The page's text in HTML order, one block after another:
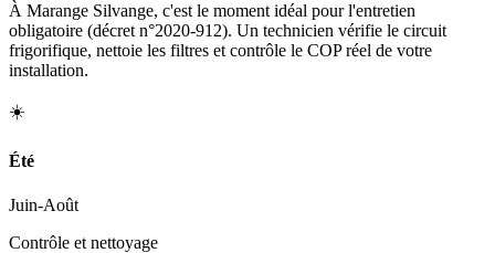
À Marange Silvange, c'est le moment idéal pour l'entretien
obligatoire (décret n°2020-912). Un technicien vérifie le circuit
frigorifique, nettoie les filtres et contrôle le COP réel de votre
installation.
☀️
Été
Juin-Août
Contrôle et nettoyage